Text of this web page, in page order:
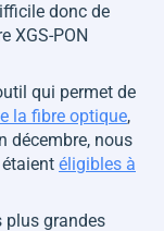
donc de
XGS-PON
qui permet de
la fibre optique,
décembre, nous
éligibles à
plus grandes